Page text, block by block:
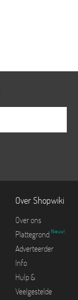
Over Shopwiki
Over ons
Plattegrond Nieuw!
Adverteerder
Info
Hulp &
Veelgestelde